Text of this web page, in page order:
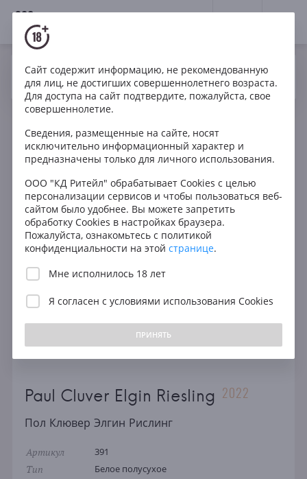
18+
Ваш город Москва ? Да
Вино Белое Полусухое
ЮАР
Paul Cluver Elgin Riesling
Paul Cluver Elgin Riesling 2022
Пол Клювер Элгин Рислинг
Артикул 391
Тип Белое полусухое
Сайт содержит информацию, не рекомендованную
для лиц, не достигших совершеннолетнего возраста.
Для доступа на сайт подтвердите, пожалуйста, свое
совершеннолетие.
Сведения, размещенные на сайте, носят
исключительно информационный характер и
предназначены только для личного использования.
ООО "КД Ритейл" обрабатывает Cookies с целью
персонализации сервисов и чтобы пользоваться веб-
сайтом было удобнее. Вы можете запретить
обработку Cookies в настройках браузера.
Пожалуйста, ознакомьтесь с политикой
конфиденциальности на этой странице.
Мне исполнилось 18 лет
Я согласен с условиями использования Cookies
ПРИНЯТЬ